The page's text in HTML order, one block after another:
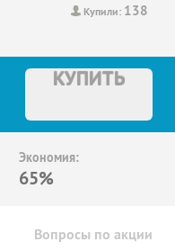
Купили: 138
КУПИТЬ
Экономия:
65%
Вопросы по акции